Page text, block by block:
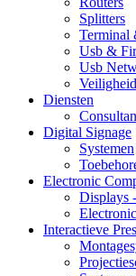
Splitters
Terminal
Usb &
Usb
Diensten
Digital Signage
Systemen
Electronic
Displays
Interactieve